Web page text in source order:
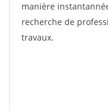
manière
recherche de
travaux.